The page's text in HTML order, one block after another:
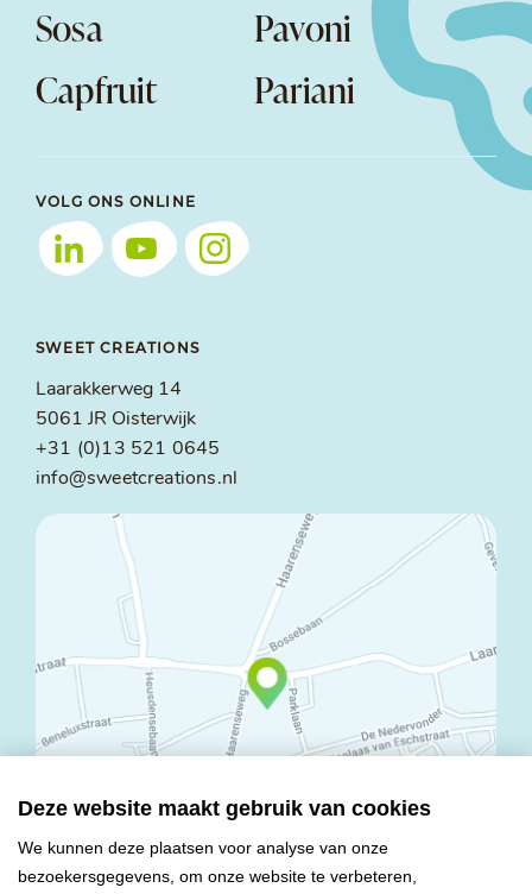
Deze website maakt gebruik van cookies
We kunnen deze plaatsen voor analyse van onze
bezoekersgegevens, om onze website te verbeteren,
Sosa
Pavoni
Capfruit
Pariani
VOLG ONS ONLINE
SWEET CREATIONS
Laarakkerweg 14
5061 JR Oisterwijk
+31 (0)13 521 0645
info@sweetcreations.nl